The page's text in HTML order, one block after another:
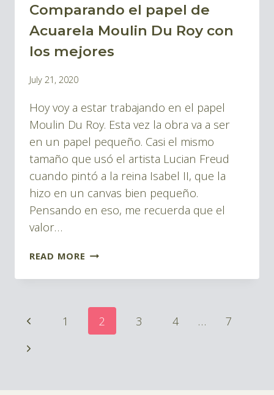
BLOG
|
ACUARELAS
Comparando el papel de
Acuarela Moulin Du Roy con
los mejores
By
Montes
July 21, 2020
Hoy voy a estar trabajando en el papel
Moulin Du Roy. Esta vez la obra va a ser
en un papel pequeño. Casi el mismo
tamaño que usó el artista Lucian Freud
cuando pintó a la reina Isabel II, que la
hizo en un canvas bien pequeño.
Pensando en eso, me recuerda que el
valor…
READ MORE COMPARANDO
DE
ACUARELA
Page
navigation
Previous
Page
1 2 3 4 …
7
Next